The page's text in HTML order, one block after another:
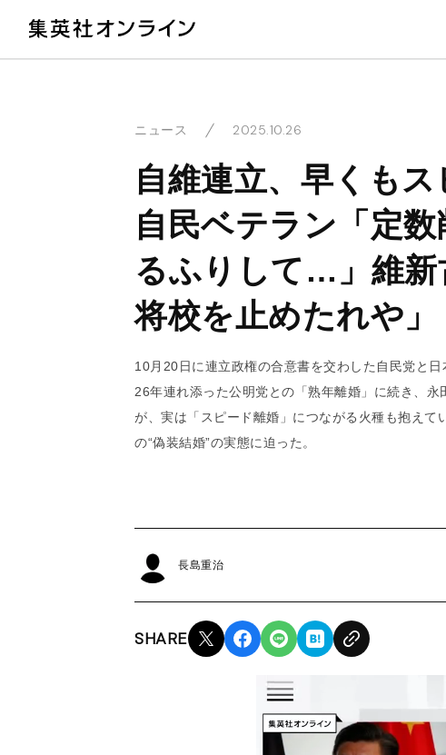
ニュース 2025.10.26
自維連立、早くも
自民ベテラン「定
るふりして…」維新
将校を止めたれや」
10月20日に連立政権の合意書を交わした自民党と
26年連れ添った公明党との「熟年離婚」に続き、
が、実は「スピード離婚」につながる火種も抱え
の“偽装結婚”の実態に迫った。
長島重治
SHARE